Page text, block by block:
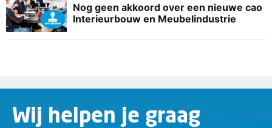
Nog geen akkoord over een nieuwe cao
Interieurbouw en Meubelindustrie
Wij helpen je graag